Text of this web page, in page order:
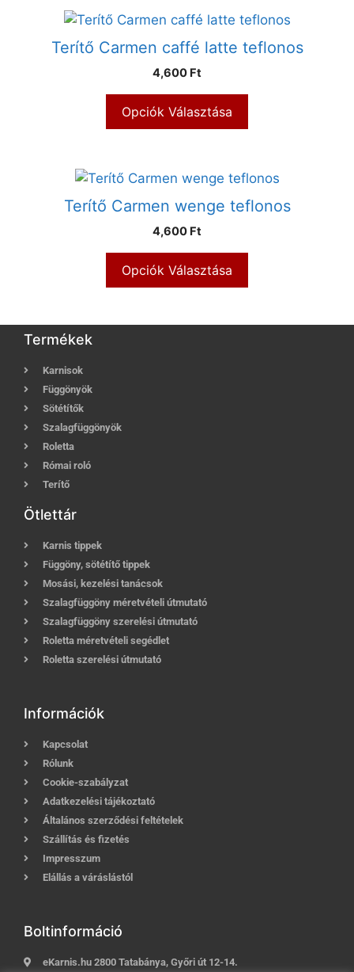
Terítő Carmen caffé latte teflonos
4,600 Ft
Opciók Választása
Terítő Carmen wenge teflonos
4,600 Ft
Opciók Választása
Termékek
Karnisok
Függönyök
Sötétítők
Szalagfüggönyök
Roletta
Római roló
Terítő
Ötlettár
Karnis tippek
Függöny, sötétítő tippek
Mosási, kezelési tanácsok
Szalagfüggöny méretvételi útmutató
Szalagfüggöny szerelési útmutató
Roletta méretvételi segédlet
Roletta szerelési útmutató
Információk
Kapcsolat
Rólunk
Cookie-szabályzat
Adatkezelési tájékoztató
Általános szerződési feltételek
Szállítás és fizetés
Impresszum
Elállás a váráslástól
Boltinformáció
eKarnis.hu 2800 Tatabánya, Győri út 12-14.